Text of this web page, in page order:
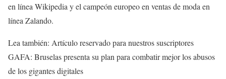
en línea Wikipedia y el campeón europeo en ventas de moda en
línea Zalando.
Lea también: Artículo reservado para nuestros suscriptores
GAFA: Bruselas presenta su plan para combatir mejor los abusos
de los gigantes digitales